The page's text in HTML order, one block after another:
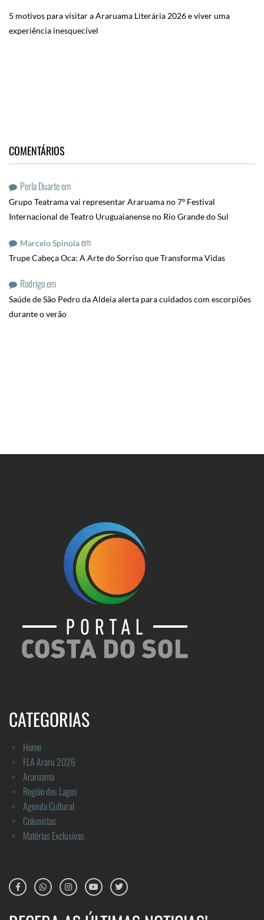
5 motivos para visitar a Araruama Literária 2026 e viver uma
experiência inesquecível
COMENTÁRIOS
Perla Duarteem
Grupo Teatrama vai representar Araruama no 7º Festival
Internacional de Teatro Uruguaianense no Rio Grande do Sul
Marcelo Spinolaem
Trupe Cabeça Oca: A Arte do Sorriso que Transforma Vidas
Rodrigoem
Saúde de São Pedro da Aldeia alerta para cuidados com escorpiões
durante o verão
CATEGORIAS
Home
FLA Araru 2026
Araruama
Região dos Lagos
Agenda Cultural
Colunistas
Matérias Exclusivas